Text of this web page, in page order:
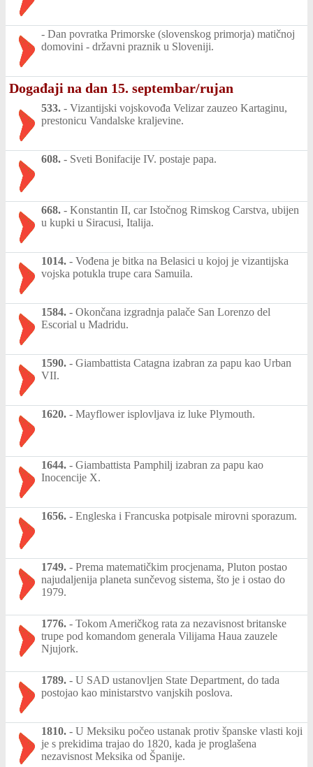
- Dan povratka Primorske (slovenskog primorja) matičnoj
domovini - državni praznik u Sloveniji.
Događaji na dan 15. septembar/rujan
533. - Vizantijski vojskovođa Velizar zauzeo Kartaginu,
prestonicu Vandalske kraljevine.
608. - Sveti Bonifacije IV. postaje papa.
668. - Konstantin II, car Istočnog Rimskog Carstva, ubijen
u kupki u Siracusi, Italija.
1014. - Vođena je bitka na Belasici u kojoj je vizantijska
vojska potukla trupe cara Samuila.
1584. - Okončana izgradnja palače San Lorenzo del
Escorial u Madridu.
1590. - Giambattista Catagna izabran za papu kao Urban
VII.
1620. - Mayflower isplovljava iz luke Plymouth.
1644. - Giambattista Pamphilj izabran za papu kao
Inocencije X.
1656. - Engleska i Francuska potpisale mirovni sporazum.
1749. - Prema matematičkim procjenama, Pluton postao
najudaljenija planeta sunčevog sistema, što je i ostao do
1979.
1776. - Tokom Američkog rata za nezavisnost britanske
trupe pod komandom generala Vilijama Haua zauzele
Njujork.
1789. - U SAD ustanovljen State Department, do tada
postojao kao ministarstvo vanjskih poslova.
1810. - U Meksiku počeo ustanak protiv španske vlasti koji
je s prekidima trajao do 1820, kada je proglašena
nezavisnost Meksika od Španije.